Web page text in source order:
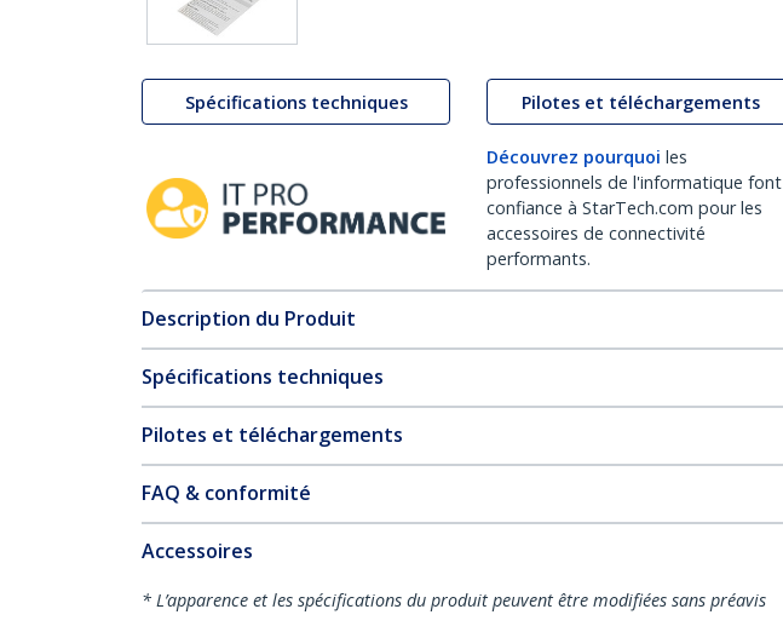
Spécifications techniques Pilotes et téléchargements
Découvrez pourquoi les
professionnels de l'informatique font
confiance à StarTech.com pour les
accessoires de connectivité
performants.
Description du Produit
Spécifications techniques
Pilotes et téléchargements
FAQ & conformité
Accessoires
* L’apparence et les spécifications du produit peuvent être modifiées sans préavis